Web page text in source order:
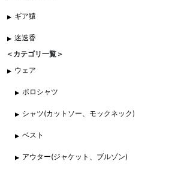
ギア猿
迷迭香
＜カテゴリ一覧＞
ウェア
ポロシャツ
シャツ(カットソー、モックネック)
ベスト
アウター(ジャケット、ブルゾン)